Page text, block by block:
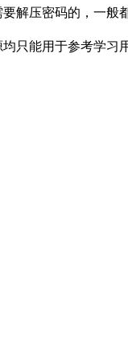
解压密码的，一般
只能用于参考学